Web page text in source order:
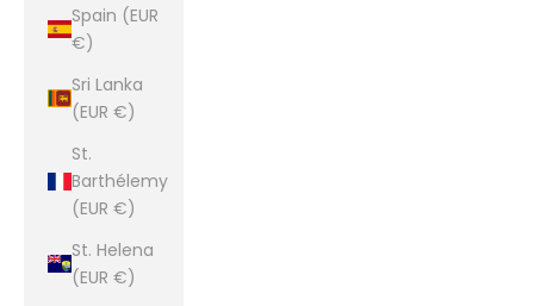
Spain (EUR
€)
Sri Lanka
(EUR €)
St.
Barthélemy
(EUR €)
St. Helena
(EUR €)